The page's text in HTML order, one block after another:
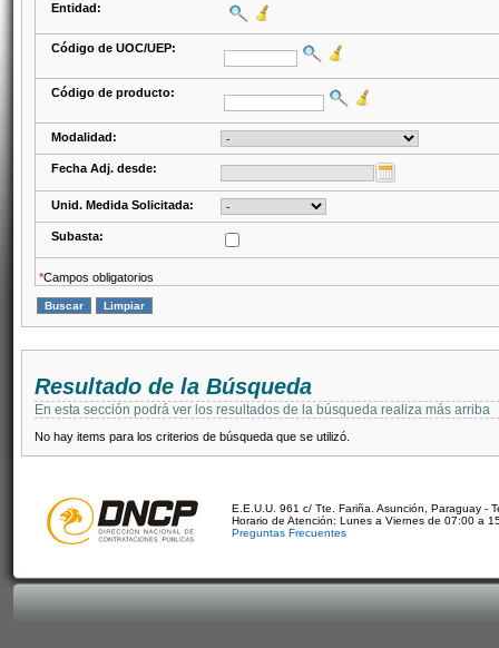
Entidad:
Código de UOC/UEP:
Código de producto:
Modalidad:
Fecha Adj. desde:
Unid. Medida Solicitada:
Subasta:
*Campos obligatorios
Resultado de la Búsqueda
En esta sección podrá ver los resultados de la búsqueda realiza más arriba
No hay items para los criterios de búsqueda que se utilizó.
E.E.U.U. 961 c/ Tte. Fariña. Asunción, Paraguay -
Horario de Atención: Lunes a Viernes de 07:00 a
Preguntas Frecuentes